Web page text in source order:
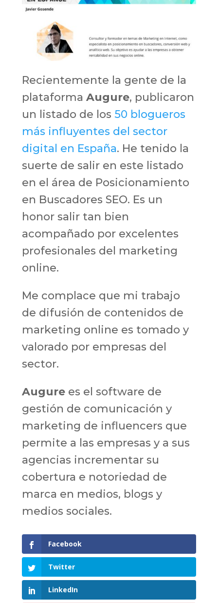
Recientemente la gente de la
plataforma Augure, publicaron
un listado de los 50 blogueros
más influyentes del sector
digital en España. He tenido la
suerte de salir en este listado
en el área de Posicionamiento
en Buscadores SEO. Es un
honor salir tan bien
acompañado por excelentes
profesionales del marketing
online.
Me complace que mi trabajo
de difusión de contenidos de
marketing online es tomado y
valorado por empresas del
sector.
Augurees el software de
gestión de comunicación y
marketing de influencers que
permite a las empresas y a sus
agencias incrementar su
cobertura e notoriedad de
marca en medios, blogs y
medios sociales.
Facebook
Twitter
LinkedIn